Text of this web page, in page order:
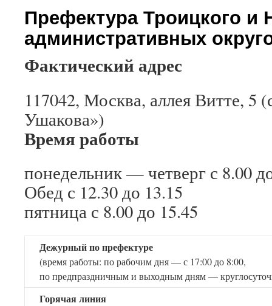
Префектура Троицкого и
административных
Фактический адрес
117042, Москва, аллея Витте, 5
Ушакова»)
Время работы
понедельник — четверг с 8.00
Обед с 12.30 до 13.15
пятница с 8.00 до 15.45
Дежурный по префектуре
(время работы: по рабочим дня — с 17:00 до 8:00,
по предпраздничным и выходным дням —
Горячая линия